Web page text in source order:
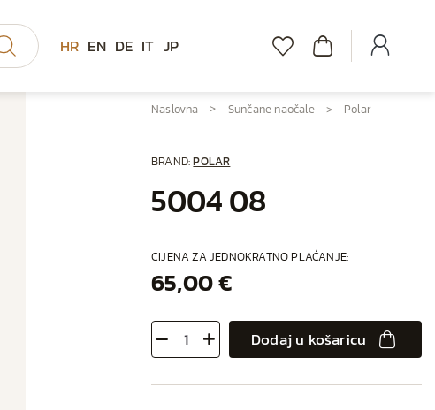
HR EN DE IT JP
Naslovna Sunčane naočale Polar
BRAND:POLAR
5004 08
CIJENA ZA JEDNOKRATNO PLAĆANJE:
65,00 €
Dodaj u košaricu